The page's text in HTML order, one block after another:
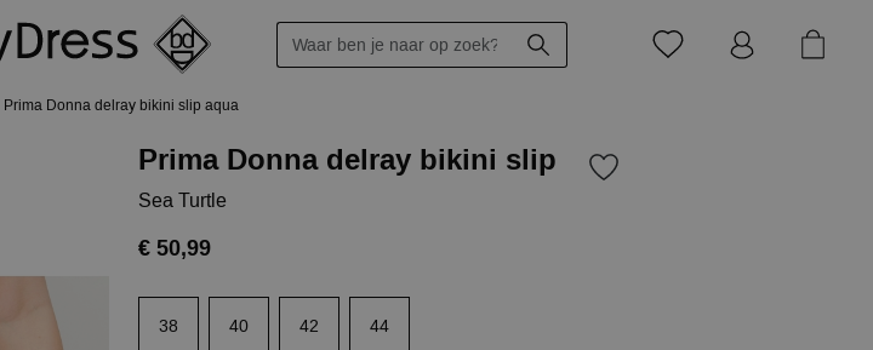
Prima Donna delray bikini slip aqua
Prima Donna delray bikini slip
Sea Turtle
€ 50,99
38 40 42 44